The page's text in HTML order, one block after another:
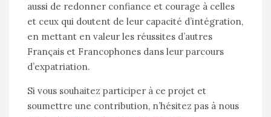
aussi de redonner confiance et courage à celles
et ceux qui doutent de leur capacité d’intégration,
en mettant en valeur les réussites d’autres
Français et Francophones dans leur parcours
d’expatriation.
Si vous souhaitez participer à ce projet et
soumettre une contribution, n’hésitez pas à nous